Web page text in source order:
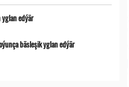
edýär
bäsleşik yglan edýär